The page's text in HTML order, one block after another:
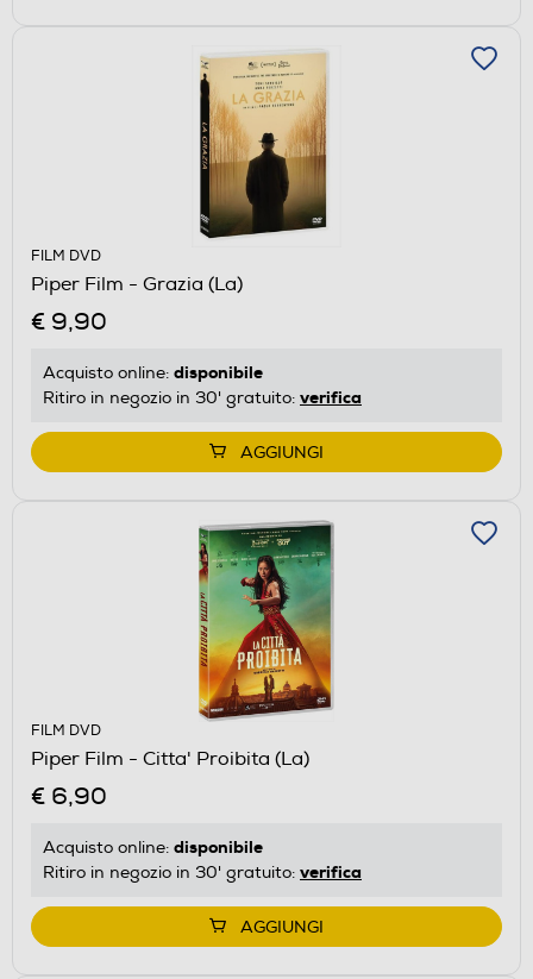
FILM DVD
Piper Film - Grazia (La)
€ 9,90
Acquisto online: disponibile
Ritiro in negozio in 30' gratuito: verifica
AGGIUNGI
FILM DVD
Piper Film - Citta' Proibita (La)
€ 6,90
Acquisto online: disponibile
Ritiro in negozio in 30' gratuito: verifica
AGGIUNGI